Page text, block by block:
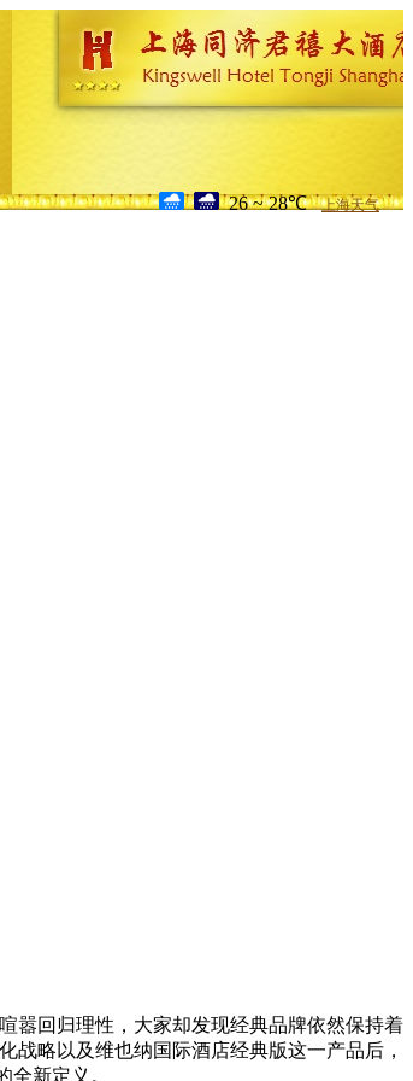
26 ~ 28℃ 上海天气
嚣回归理性，大家却发现经典品牌依然保持着
略以及维也纳国际酒店经典版这一产品后，
新定义。